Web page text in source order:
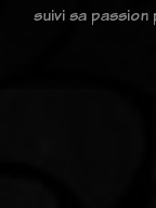
suivi sa